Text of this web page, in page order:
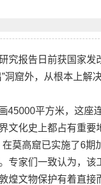
究报告日前获国家发
洞窟外，从根本上解
平方米，这座
文化史上都占有重要
莫高窟已实施了6期
专家们一致认为，该
煌文物保护有着直接